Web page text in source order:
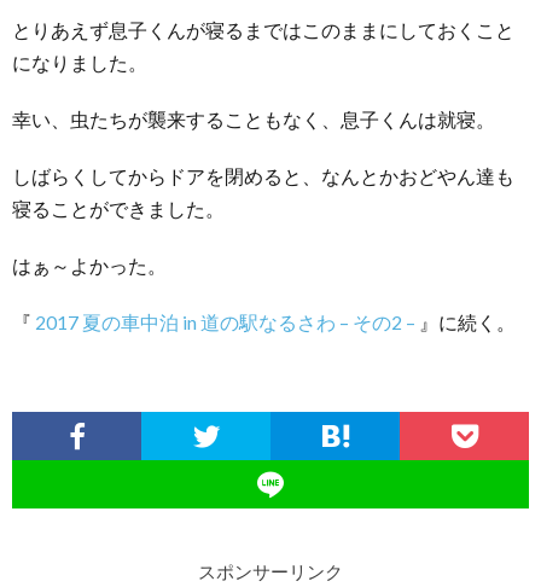
とりあえず息子くんが寝るまではこのままにしておくこと
になりました。
幸い、虫たちが襲来することもなく、息子くんは就寝。
しばらくしてからドアを閉めると、なんとかおどやん達も
寝ることができました。
はぁ～よかった。
『 2017 夏の車中泊 in 道の駅なるさわ – その2 – 』に続く。
スポンサーリンク